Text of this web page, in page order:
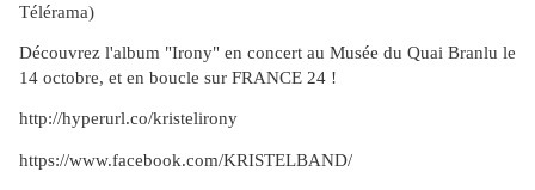
Télérama)
Découvrez l'album "Irony" en concert au Musée du Quai Branlu le
14 octobre, et en boucle sur FRANCE 24 !
http://hyperurl.co/kristelirony
https://www.facebook.com/KRISTELBAND/